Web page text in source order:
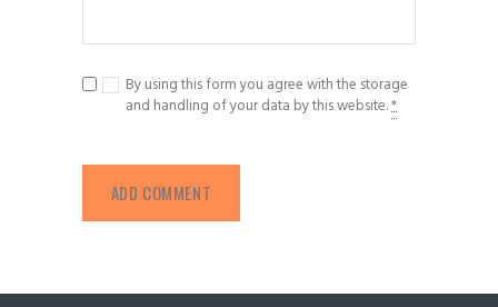
By using this form you agree with the storage
and handling of your data by this website.*